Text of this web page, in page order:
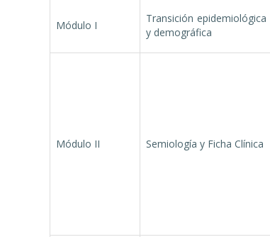
Módulo I
Transición epidemiológica
y demográfica
Módulo II Semiología y Ficha Clínica